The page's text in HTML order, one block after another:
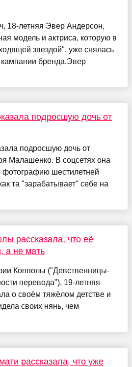
18-летняя Эвер Андерсон,
модель и актриса, которую в
звездой", уже снялась
бренда.Эвер
подросшую дочь от
подросшую дочь от
Малашенко. В соцсетях она
фотографию шестилетней
та "зарабатывает" себе на
рассказала, что её
а не мать
Копполы ("Девственницы-
перевода"), 19-летняя
о своём тяжёлом детстве и
своих нянь, чем
рассказала, что уже